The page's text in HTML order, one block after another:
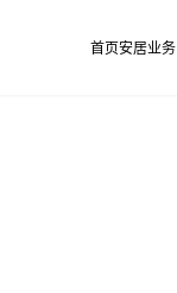
首页安居业务